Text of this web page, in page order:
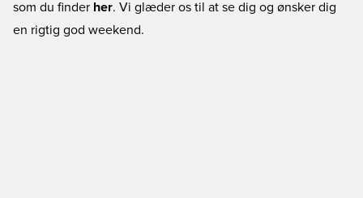
som du finder her. Vi glæder os til at se dig og ønsker dig
en rigtig god weekend.